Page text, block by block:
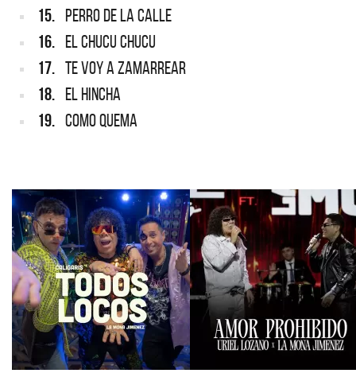
15. PERRO DE LA CALLE
16. EL CHUCU CHUCU
17. TE VOY A ZAMARREAR
18. EL HINCHA
19. COMO QUEMA